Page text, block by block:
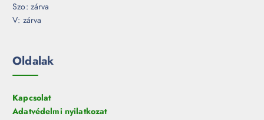
Szo: zárva
V: zárva
Oldalak
Kapcsolat
Adatvédelmi nyilatkozat